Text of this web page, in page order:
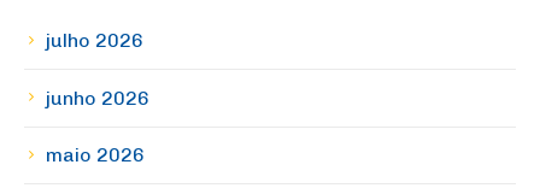
julho 2026
junho 2026
maio 2026